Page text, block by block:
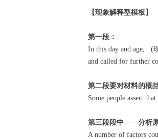
【现象解释型模板】
第一段：
In this day and age, (
and called for further
第二段要对材料的概
Some people assert
第三段段中——分析原
A number of factors